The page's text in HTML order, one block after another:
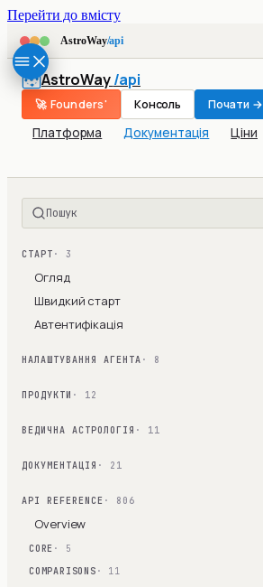
Перейти до вмісту
AstroWay/api
AstroWay/api
Платформа Документація Ціни
🚀 Founders' Консоль Почати →
Пошук
СТАРТ · 3
Огляд
Швидкий старт
Автентифікація
НАЛАШТУВАННЯ АГЕНТА · 8
ПРОДУКТИ · 12
ВЕДИЧНА АСТРОЛОГІЯ · 11
ДОКУМЕНТАЦІЯ · 21
API REFERENCE · 806
Overview
CORE · 5
COMPARISONS · 11